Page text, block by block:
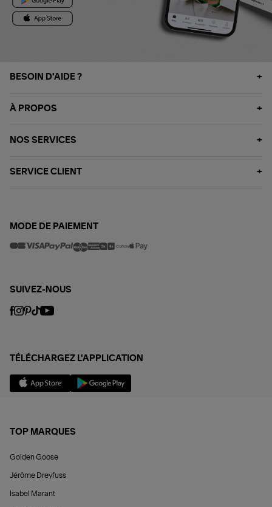
BESOIN D'AIDE ?
À PROPOS
NOS SERVICES
SERVICE CLIENT
MODE DE PAIEMENT
SUIVEZ-NOUS
TÉLÉCHARGEZ L'APPLICATION
TOP MARQUES
Golden Goose
Jérôme Dreyfuss
Isabel Marant